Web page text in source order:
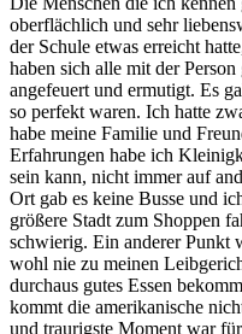
oberflächlich und sehr
der Schule etwas erreicht
haben sich alle mit der
angefeuert und ermutigt. Es
so perfekt waren. Ich hatte
habe meine Familie und
Erfahrungen habe ich
sein kann, nicht immer auf
Ort gab es keine Busse und
größere Stadt zum Shoppen
schwierig. Ein anderer Punkt
wohl nie zu meinen
durchaus gutes Essen
kommt die amerikanische
und traurigste Moment war